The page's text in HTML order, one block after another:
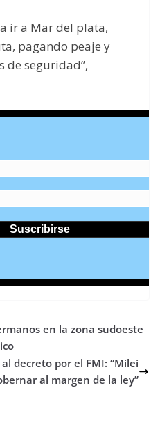
ir a Mar del plata,
pagando peaje y
de seguridad”,
en la zona sudoeste
decreto por el FMI: “Milei
al margen de la ley”